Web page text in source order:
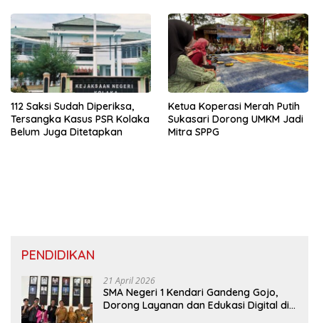
112 Saksi Sudah Diperiksa,
Tersangka Kasus PSR Kolaka
Belum Juga Ditetapkan
Ketua Koperasi Merah Putih
Sukasari Dorong UMKM Jadi
Mitra SPPG
PENDIDIKAN
21 April 2026
SMA Negeri 1 Kendari Gandeng Gojo,
Dorong Layanan dan Edukasi Digital di